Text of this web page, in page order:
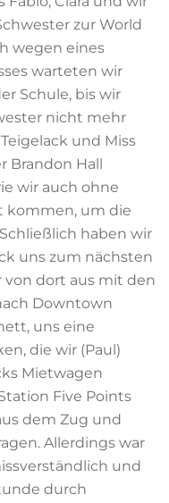
zur World
wegen eines
warteten wir
Schule, bis wir
nicht mehr
und Miss
Brandon Hall
wir auch ohne
kommen, um die
haben wir
uns zum nächsten
dort aus mit den
Downtown
uns eine
die wir (Paul)
Mietwagen
Five Points
dem Zug und
Allerdings war
und
durch